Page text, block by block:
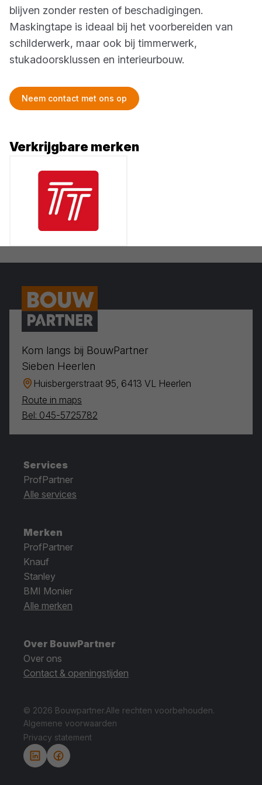
blijven zonder resten of beschadigingen.
Maskingtape is ideaal bij het voorbereiden van
schilderwerk, maar ook bij timmerwerk,
stukadoorsklussen en interieurbouw.
Neem contact met ons op
Verkrijgbare merken
Kom langs bij BouwPartner
Sieben Heerlen
Huisbergerstraat 95, 6413 VL Heerlen
Route in maps
Bel: 045-5725782
Services
ProfPartner
Alle services
Merken
ProfPartner
Knauf
Stanley
BMI Monier
Alle merken
Over BouwPartner
Over ons
Contact & openingstijden
© 2026 Bouwpartner.Alle rechten voorbehouden.
Algemene voorwaarden
Privacy statement